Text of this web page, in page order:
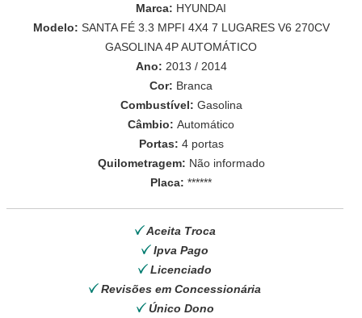
Marca: HYUNDAI
Modelo: SANTA FÉ 3.3 MPFI 4X4 7 LUGARES V6 270CV
GASOLINA 4P AUTOMÁTICO
Ano: 2013 / 2014
Cor: Branca
Combustível: Gasolina
Câmbio: Automático
Portas: 4 portas
Quilometragem: Não informado
Placa: ******
Aceita Troca
Ipva Pago
Licenciado
Revisões em Concessionária
Único Dono